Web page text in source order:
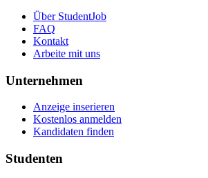
Über StudentJob
FAQ
Kontakt
Arbeite mit uns
Unternehmen
Anzeige inserieren
Kostenlos anmelden
Kandidaten finden
Studenten